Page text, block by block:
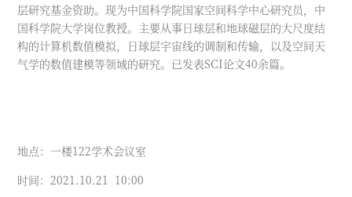
层研究基金资助。现为中国科学院国家空间科学中心研究员，中
国科学院大学岗位教授。主要从事日球层和地球磁层的大尺度结
构的计算机数值模拟，日球层宇宙线的调制和传输，以及空间天
气学的数值建模等领域的研究。已发表SCI论文40余篇。
地点：一楼122学术会议室
时间：2021.10.21 10:00